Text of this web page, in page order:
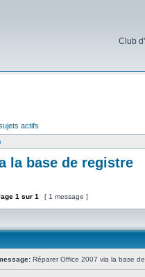
Club
actifs
la base de registre
1 sur 1 [ 1 message ]
Réparer Office 2007 via la base